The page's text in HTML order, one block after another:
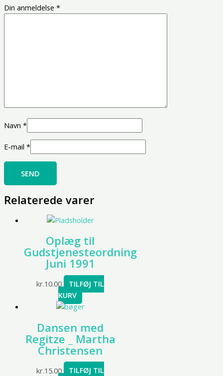
Din anmeldelse *
Navn *
E-mail *
Relaterede varer
Oplæg til
Gudstjenesteordning
Juni 1991
kr.10.00
TILFØJ TIL
KURV
Dansen med
Regitze _ Martha
Christensen
kr.15.00
TILFØJ TIL